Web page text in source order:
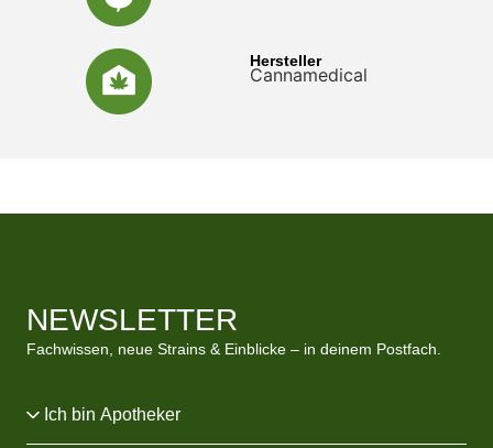
Hersteller
Cannamedical
NEWSLETTER
Fachwissen, neue Strains & Einblicke – in deinem Postfach.